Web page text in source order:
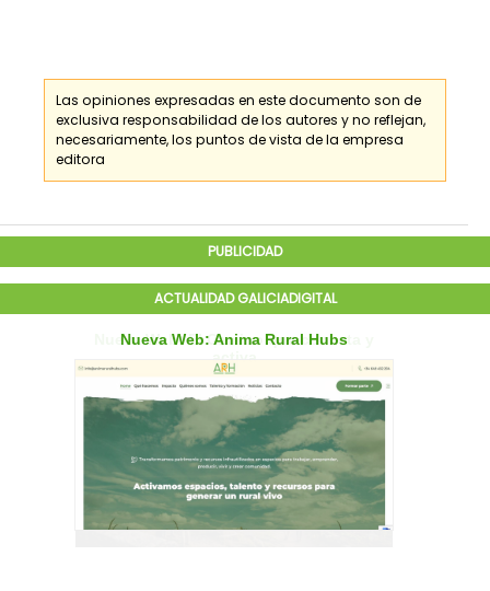
Las opiniones expresadas en este documento son de
exclusiva responsabilidad de los autores y no reflejan,
necesariamente, los puntos de vista de la empresa
editora
PUBLICIDAD
ACTUALIDAD GALICIADIGITAL